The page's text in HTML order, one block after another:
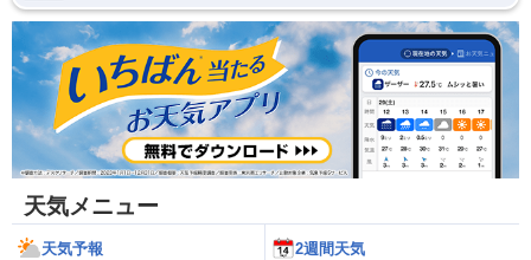
天気メニュー
天気予報 2週間天気